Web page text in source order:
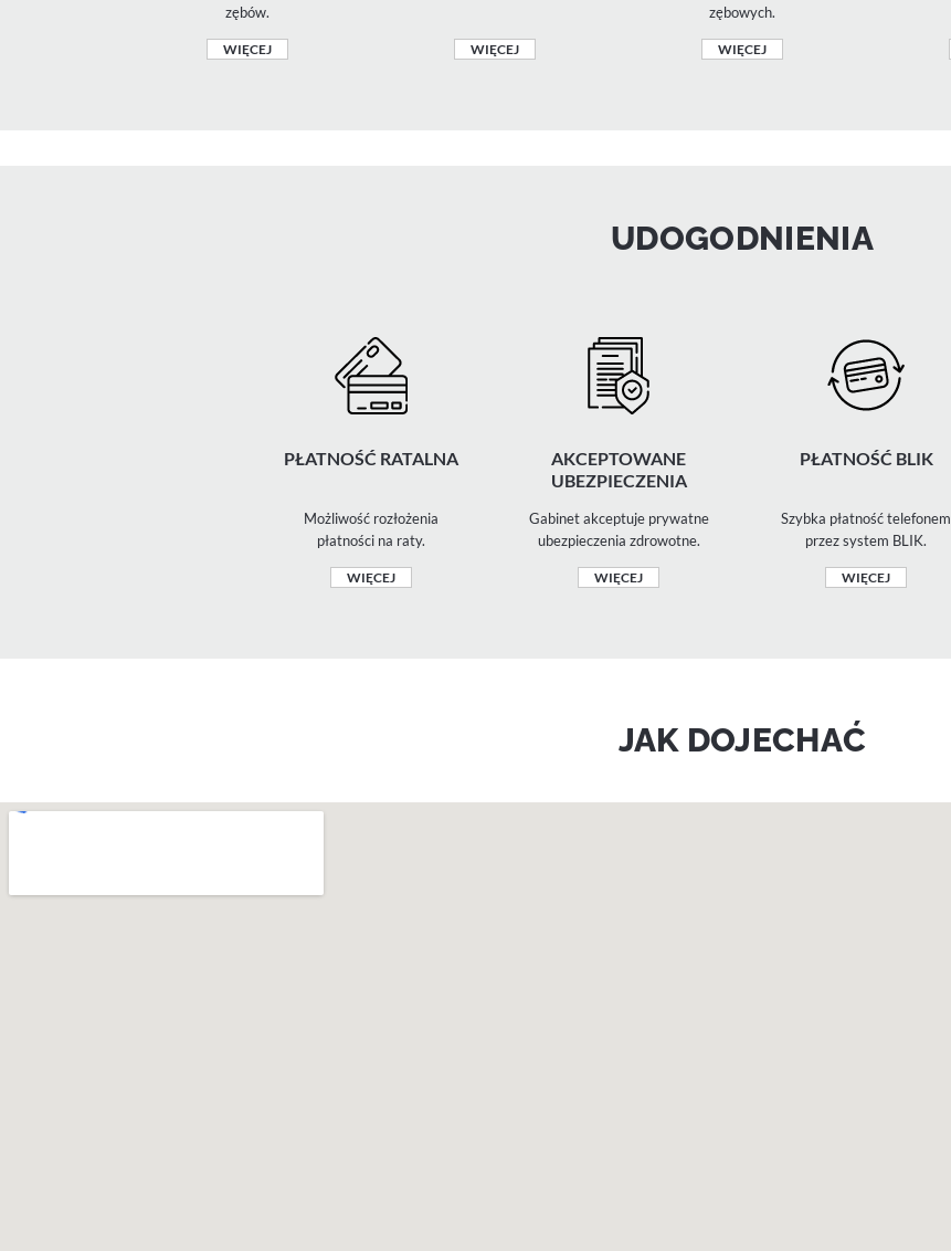
zębów.
WIĘCEJ WIĘCEJ
zębowych.
WIĘCEJ
UDOGODNIENIA
PŁATNOŚĆ RATALNA
Możliwość rozłożenia
płatności na raty.
WIĘCEJ
AKCEPTOWANE
UBEZPIECZENIA
Gabinet akceptuje prywatne
ubezpieczenia zdrowotne.
WIĘCEJ
PŁATNOŚĆ BLIK
Szybka płatność telefonem
przez system BLIK.
WIĘCEJ
JAK DOJECHAĆ